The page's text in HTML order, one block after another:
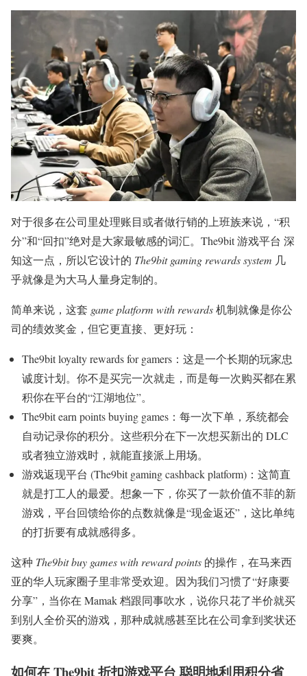
对于很多在公司里处理账目或者做行销的上班族来说，“积
分”和“回扣”绝对是大家最敏感的词汇。The9bit 游戏平台 深
知这一点，所以它设计的 The9bit gaming rewards system 几
乎就像是为大马人量身定制的。
简单来说，这套 game platform with rewards机制就像是你公
司的绩效奖金，但它更直接、更好玩：
The9bit loyalty rewards for gamers：这是一个长期的玩家忠
诚度计划。你不是买完一次就走，而是每一次购买都在累
积你在平台的“江湖地位”。
The9bit earn points buying games：每一次下单，系统都会
自动记录你的积分。这些积分在下一次想买新出的 DLC
或者独立游戏时，就能直接派上用场。
游戏返现平台 (The9bit gaming cashback platform)：这简直
就是打工人的最爱。想象一下，你买了一款价值不菲的新
游戏，平台回馈给你的点数就像是“现金返还”，这比单纯
的打折要有成就感得多。
这种 The9bit buy games with reward points 的操作，在马来西
亚的华人玩家圈子里非常受欢迎。因为我们习惯了“好康要
分享”，当你在 Mamak 档跟同事吹水，说你只花了半价就买
到别人全价买的游戏，那种成就感甚至比在公司拿到奖状还
要爽。
如何在 The9bit 折扣游戏平台 聪明地利用积分省